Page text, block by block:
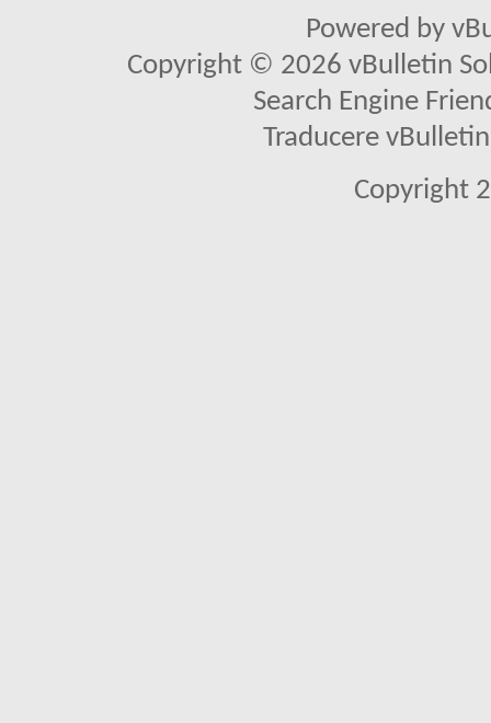
Powered by
Copyright © 2026 vBulletin
Search Engine
Traducere
Copyright